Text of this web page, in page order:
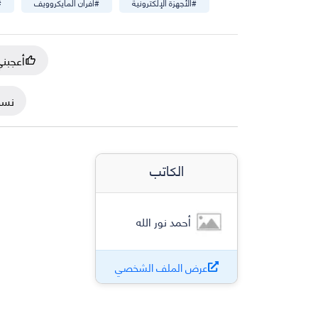
الكاتب
أحمد نور الله
عرض الملف الشخصي